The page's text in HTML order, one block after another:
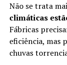
Não se trata
climáticas
Fábricas
eficiência, mas
chuvas